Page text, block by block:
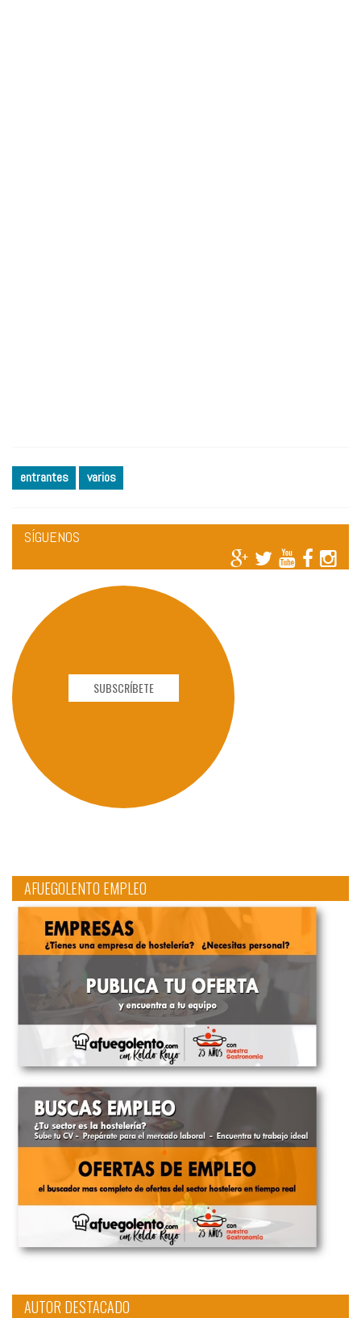
entrantes varios
SÍGUENOS
SUBSCRÍBETE
AFUEGOLENTO EMPLEO
AUTOR DESTACADO